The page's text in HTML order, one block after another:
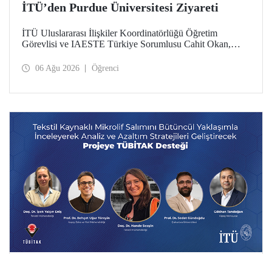
İTÜ’den Purdue Üniversitesi Ziyareti
İTÜ Uluslararası İlişkiler Koordinatörlüğü Öğretim
Görevlisi ve IAESTE Türkiye Sorumlusu Cahit Okan,
Temmuz tarihlerinde ABD’de dünyanın önde gelen
06 Ağu 2026 Öğrenci